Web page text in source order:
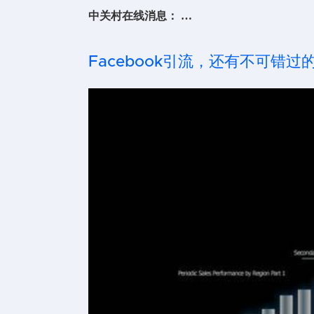
中关村在线消息： …
Facebook引流，还有不可错过